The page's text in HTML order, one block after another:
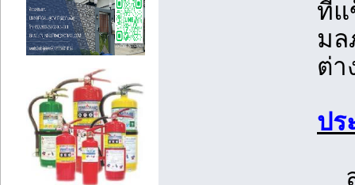
ที่แ
มล
ต่า
ปร
ล